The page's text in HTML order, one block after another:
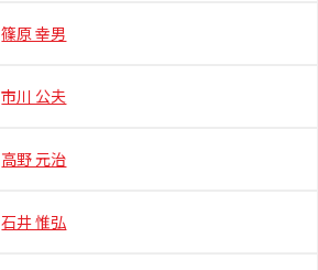
篠原 幸男
市川 公夫
高野 元治
石井 惟弘